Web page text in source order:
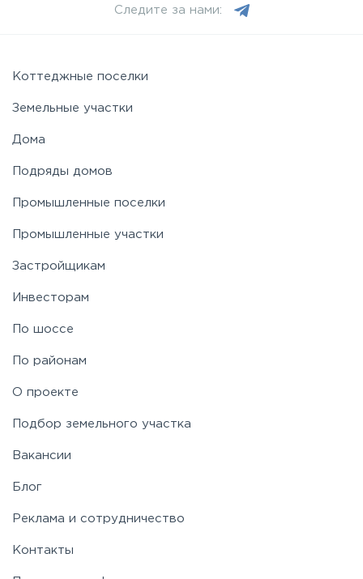
Новорижское
Носовихинское
Рогачёвское
Таракановское
Щелковское
Следите за нами:
Коттеджные поселки
Земельные участки
Дома
Подряды домов
Промышленные поселки
Промышленные участки
Застройщикам
Инвесторам
По шоссе
По районам
О проекте
Подбор земельного участка
Вакансии
Блог
Реклама и сотрудничество
Контакты